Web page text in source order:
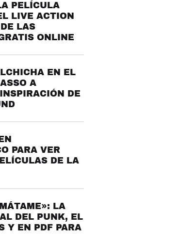
PELÍCULA
LIVE ACTION
LAS
ONLINE
EN EL
A
DE
PARA VER
DE LA
LA
DEL PUNK, EL
Y EN PDF PARA